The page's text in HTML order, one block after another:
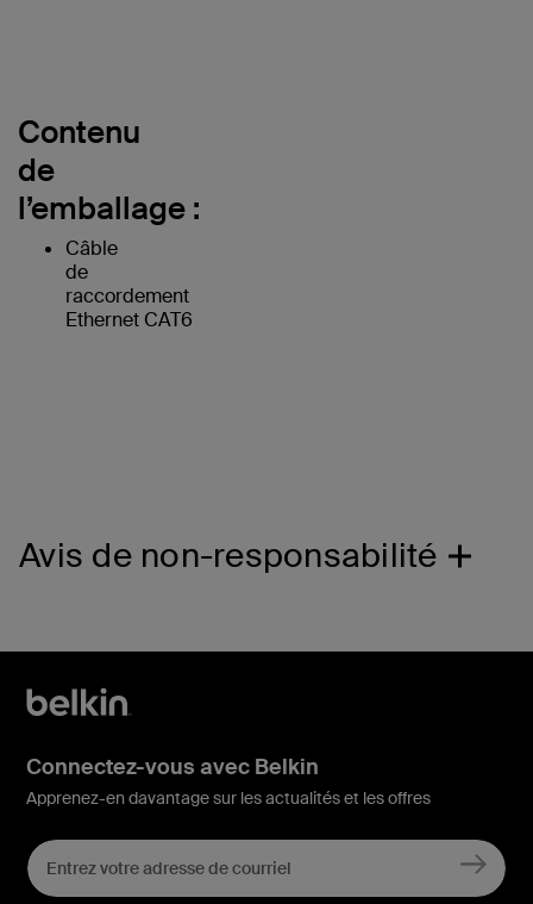
Contenu
de
l’emballage :
Câble
de
raccordement
Ethernet CAT6
Avis de non-responsabilité
Connectez-vous avec Belkin
Apprenez-en davantage sur les actualités et les offres